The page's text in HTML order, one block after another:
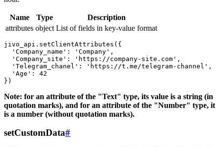
Name Type
Description
attributes object List of fields in key-value format
jivo_api.setClientAttributes({
  'Company_name': 'Company',
  'Company_site': 'https://company-site.com',
  'Telegram_chanel': 'https://t.me/telegram-channel',
  'Age': 42
Note: for an attribute of the "Text" type, its value is a string (in
quotation marks), and for an attribute of the "Number" type, it
is a number (without quotation marks).
setCustomData#